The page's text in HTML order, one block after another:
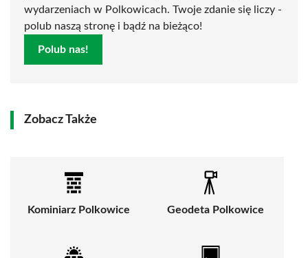
wydarzeniach w Polkowicach. Twoje zdanie się liczy -
polub naszą stronę i bądź na bieżąco!
Polub nas!
Zobacz Także
Kominiarz Polkowice Geodeta Polkowice